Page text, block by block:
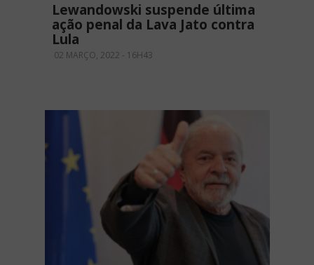
Lewandowski suspende última
ação penal da Lava Jato contra
Lula
02 MARÇO, 2022 - 16H43